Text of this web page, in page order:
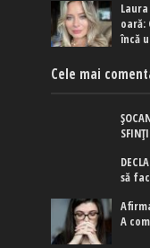
oară:
încă
Cele mai
să
A